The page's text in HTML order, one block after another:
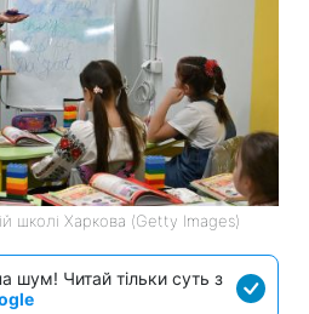
школі Харкова (Getty Images)
шум! Читай тільки суть з